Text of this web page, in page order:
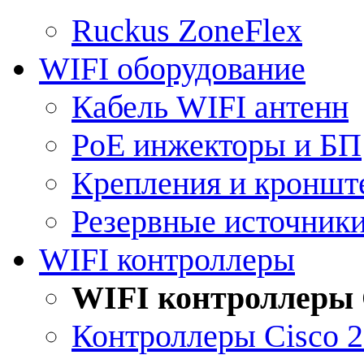
Ruckus ZoneFlex
WIFI оборудование
Кабель WIFI антенн
PoE инжекторы и БП
Крепления и
Резервные
WIFI контроллеры
WIFI контроллеры
Контроллеры Cisco